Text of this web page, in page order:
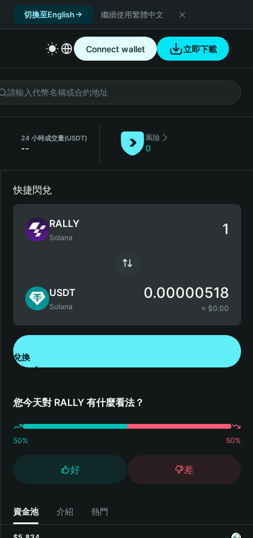
切換至English 繼續使用繁體中文
Connect wallet 立即下載
24 小時成交量(USDT)
--
風險
0
快捷閃兌
RALLY
Solana
USDT
Solana
0.00000518
≈ $0.00
兌換
您今天對 RALLY 有什麼看法？
50% 50%
好 差
資金池 介紹 熱門